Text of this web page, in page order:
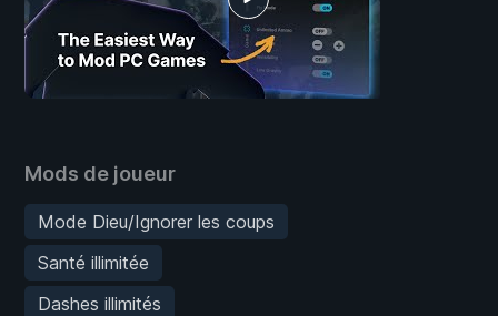
Mods de joueur
Mode Dieu/Ignorer les coups
Santé illimitée
Dashes illimités